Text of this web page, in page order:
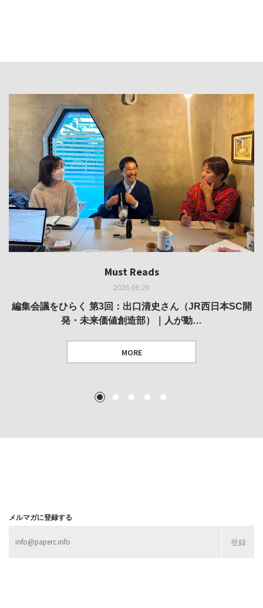
Must Reads
2026.06.29
編集会議をひらく 第3回：出口清史さん（JR西日本SC開
発・未来価値創造部）｜人が動…
MORE
Must Reads
2026.05.14
REVIEW｜果たして美術家・梅津庸一は、「大阪のゆかり
作家」となることができたのか…
Must Reads
2026.03.11
REPORT｜博覧会の残像
MORE
Must Reads
2026.02.25
REVIEW｜菊池聡太朗 個展「余りの風景」
MORE
Must Reads
2025.10.01
REVIEW｜生の存在証明としての線——「ライフライン」
展
1 2 3 4 5
メルマガに登録する